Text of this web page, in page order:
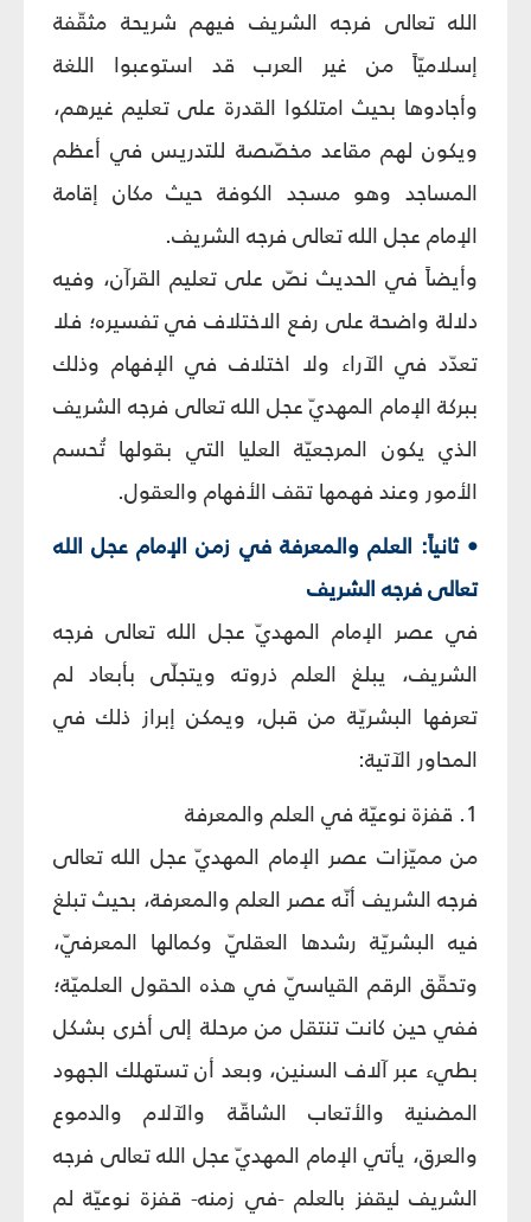
الله تعالى فرجه الشريف فيهم شريحة مثقّفة
إسلاميّاً من غير العرب قد استوعبوا اللغة
وأجادوها بحيث امتلكوا القدرة على تعليم غيرهم،
ويكون لهم مقاعد مخصّصة للتدريس في أعظم
المساجد وهو مسجد الكوفة حيث مكان إقامة
الإمام عجل الله تعالى فرجه الشريف.
وأيضاً في الحديث نصّ على تعليم القرآن، وفيه
دلالة واضحة على رفع الاختلاف في تفسيره؛ فلا
تعدّد في الآراء ولا اختلاف في الإفهام وذلك
ببركة الإمام المهديّ عجل الله تعالى فرجه الشريف
الذي يكون المرجعيّة العليا التي بقولها تُحسم
الأمور وعند فهمها تقف الأفهام والعقول.
• ثانياً: العلم والمعرفة في زمن الإمام عجل الله
تعالى فرجه الشريف
في عصر الإمام المهديّ عجل الله تعالى فرجه
الشريف، يبلغ العلم ذروته ويتجلّى بأبعاد لم
تعرفها البشريّة من قبل، ويمكن إبراز ذلك في
المحاور الآتية:
1. قفزة نوعيّة في العلم والمعرفة
من مميّزات عصر الإمام المهديّ عجل الله تعالى
فرجه الشريف أنّه عصر العلم والمعرفة، بحيث تبلغ
فيه البشريّة رشدها العقليّ وكمالها المعرفيّ،
وتحقّق الرقم القياسيّ في هذه الحقول العلميّة؛
ففي حين كانت تنتقل من مرحلة إلى أخرى بشكل
بطيء عبر آلاف السنين، وبعد أن تستهلك الجهود
المضنية والأتعاب الشاقّة والآلام والدموع
والعرق، يأتي الإمام المهديّ عجل الله تعالى فرجه
الشريف ليقفز بالعلم -في زمنه- قفزة نوعيّة لم